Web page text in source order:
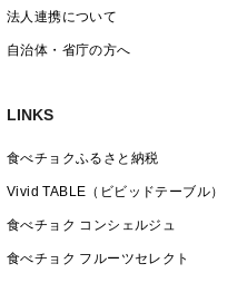
法人連携について
自治体・省庁の方へ
LINKS
食べチョクふるさと納税
Vivid TABLE（ビビッドテーブル）
食べチョク コンシェルジュ
食べチョク フルーツセレクト